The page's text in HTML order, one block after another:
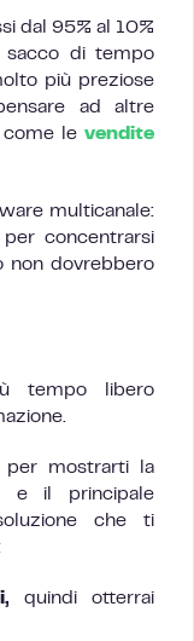
dal 95% al 10%
sacco di tempo
più preziose
ad altre
come le vendite
multicanale:
concentrarsi
non dovrebbero
tempo libero
per mostrarti la
e il principale
che ti
quindi otterrai